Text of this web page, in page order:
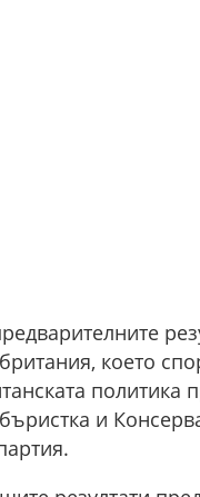
което
политика
и